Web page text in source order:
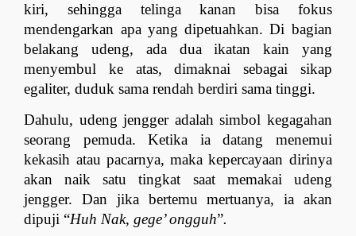
kiri, sehingga telinga kanan bisa fokus
mendengarkan apa yang dipetuahkan. Di bagian
belakang udeng, ada dua ikatan kain yang
menyembul ke atas, dimaknai sebagai sikap
egaliter, duduk sama rendah berdiri sama tinggi.
Dahulu, udeng jengger adalah simbol kegagahan
seorang pemuda. Ketika ia datang menemui
kekasih atau pacarnya, maka kepercayaan dirinya
akan naik satu tingkat saat memakai udeng
jengger. Dan jika bertemu mertuanya, ia akan
dipuji “Huh Nak, gege’ ongguh”.